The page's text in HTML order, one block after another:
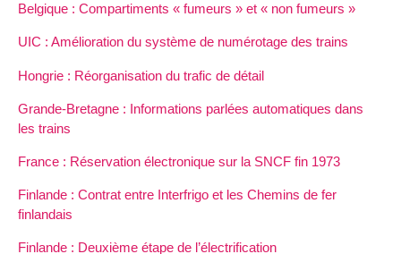
Belgique : Compartiments « fumeurs » et « non fumeurs »
UIC : Amélioration du système de numérotage des trains
Hongrie : Réorganisation du trafic de détail
Grande-Bretagne : Informations parlées automatiques dans
les trains
France : Réservation électronique sur la SNCF fin 1973
Finlande : Contrat entre Interfrigo et les Chemins de fer
finlandais
Finlande : Deuxième étape de l’électrification